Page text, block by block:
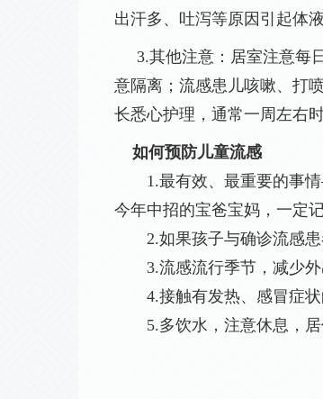
出汗多、吐泻等原因引起
3.其他注意：居室注意每
意隔离；流感患儿咳嗽、打
长悉心护理，通常一周左右
如何预防儿童流感
1.最有效、最重要的事情
今年中招的宝爸宝妈，一定
2.如果孩子与确诊流感
3.流感流行季节，减少
4.接触有发热、感冒症
5.多饮水，注意休息，居